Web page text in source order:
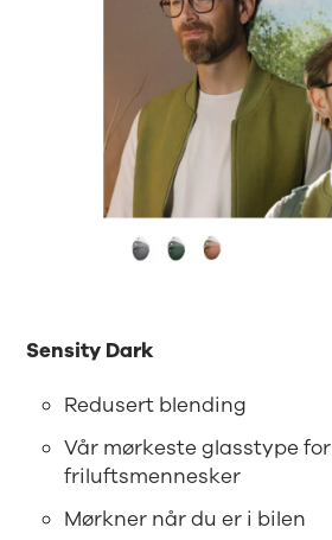
Sensity Dark
Redusert blending
Vår mørkeste glasstype for
friluftsmennesker
Mørkner når du er i bilen